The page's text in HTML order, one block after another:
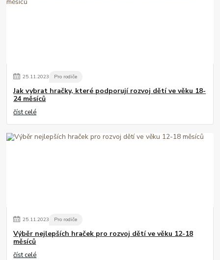
25.11.2023 Pro rodiče
Jak vybrat hračky, které podporují rozvoj dětí ve věku 18-
24 měsíců
číst celé
25.11.2023 Pro rodiče
Výběr nejlepších hraček pro rozvoj dětí ve věku 12-18
měsíců
číst celé